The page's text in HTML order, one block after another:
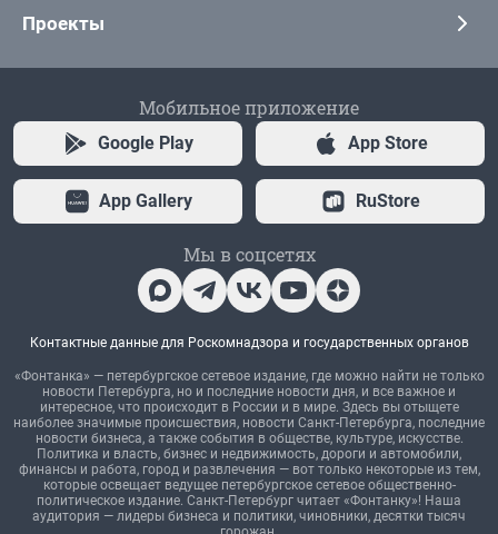
Проекты
Мобильное приложение
Google Play App Store
App Gallery RuStore
Мы в соцсетях
Контактные данные для Роскомнадзора и государственных органов
«Фонтанка» — петербургское сетевое издание, где можно найти не только
новости Петербурга, но и последние новости дня, и все важное и
интересное, что происходит в России и в мире. Здесь вы отыщете
наиболее значимые происшествия, новости Санкт-Петербурга, последние
новости бизнеса, а также события в обществе, культуре, искусстве.
Политика и власть, бизнес и недвижимость, дороги и автомобили,
финансы и работа, город и развлечения — вот только некоторые из тем,
которые освещает ведущее петербургское сетевое общественно-
политическое издание. Санкт-Петербург читает «Фонтанку»! Наша
аудитория — лидеры бизнеса и политики, чиновники, десятки тысяч